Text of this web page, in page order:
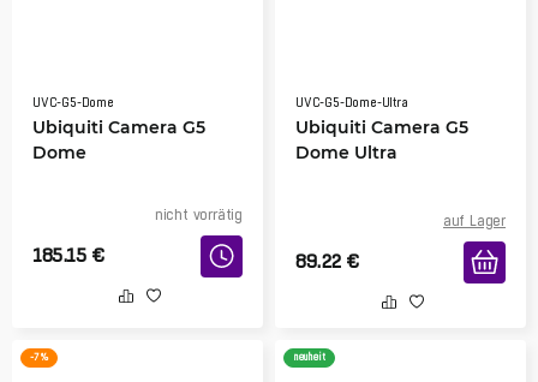
UVC-G5-Dome
Ubiquiti Camera G5
Dome
nicht vorrätig
185.15 €
UVC-G5-Dome-Ultra
Ubiquiti Camera G5
Dome Ultra
auf Lager
89.22 €
-7 % neuheit